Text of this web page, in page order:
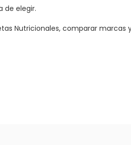
de elegir.
Nutricionales, comparar marcas